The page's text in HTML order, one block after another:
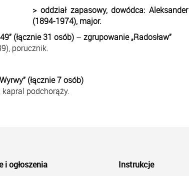
> oddział zapasowy, dowódca:
(1894-1974), major.
(łącznie 31 osób) –zgrupowanie „Radosław”
porucznik.
(łącznie 7 osób)
kapral podchorąży.
i ogłoszenia Instrukcje